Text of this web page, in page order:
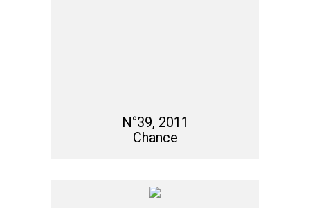
N°39, 2011
Chance